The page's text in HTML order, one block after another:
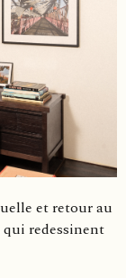
et retour au
qui redessinent